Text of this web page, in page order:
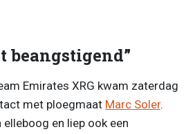
beangstigend”
Emirates XRG kwam zaterdag
met ploegmaat Marc Soler.
en liep ook een